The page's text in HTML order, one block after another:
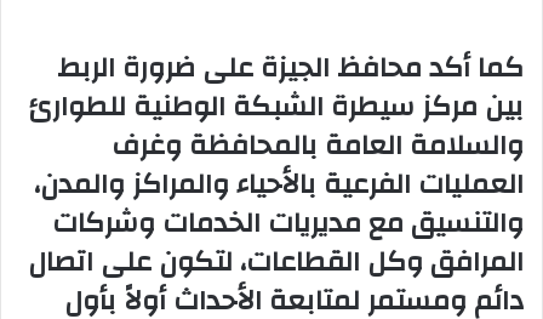
كما أكد محافظ الجيزة على ضرورة الربط
بين مركز سيطرة الشبكة الوطنية للطوارئ
والسلامة العامة بالمحافظة وغرف
العمليات الفرعية بالأحياء والمراكز والمدن،
والتنسيق مع مديريات الخدمات وشركات
المرافق وكل القطاعات، لتكون على اتصال
دائم ومستمر لمتابعة الأحداث أولاً بأول